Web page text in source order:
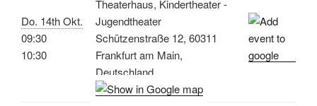
Do. 14th Okt.
09:30
10:30
Theaterhaus, Kindertheater -
Jugendtheater
Schützenstraße 12, 60311
Frankfurt am Main,
Deutschland